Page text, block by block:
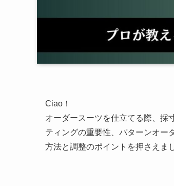
Ciao！
オーダースーツを仕立てる際、採
ティングの重要性、パターンオー
方法と調整のポイントを押さえま